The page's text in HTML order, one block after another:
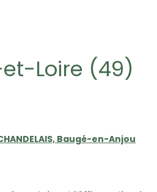
Loire (49)
Baugé-en-Anjou